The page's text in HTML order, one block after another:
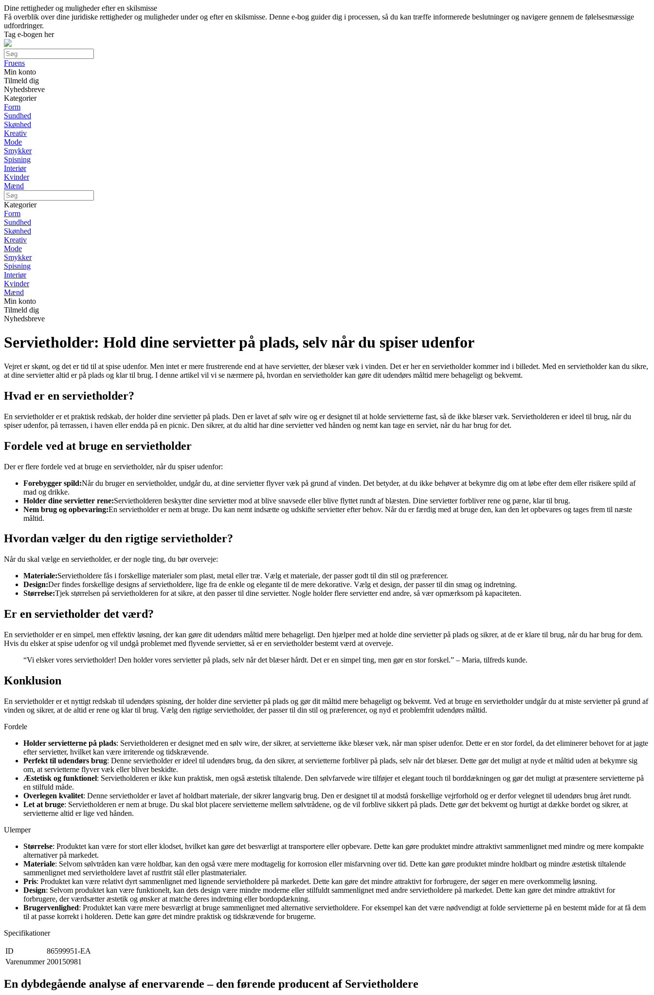
Dine rettigheder og muligheder efter en skilsmisse
Få overblik over dine juridiske rettigheder og muligheder under og efter en skilsmisse. Denne e-bog guider dig i processen, så du kan træffe informerede beslutninger og navigere gennem de følelsesmæssige
udfordringer.
Tag e-bogen her
Fruens
Min konto
Tilmeld dig
Nyhedsbreve
Kategorier
Form
Sundhed
Skønhed
Kreativ
Mode
Smykker
Spisning
Interiør
Kvinder
Mænd
Kategorier
Form
Sundhed
Skønhed
Kreativ
Mode
Smykker
Spisning
Interiør
Kvinder
Mænd
Min konto
Tilmeld dig
Nyhedsbreve
Servietholder: Hold dine servietter på plads, selv når du spiser udenfor
Vejret er skønt, og det er tid til at spise udenfor. Men intet er mere frustrerende end at have servietter, der blæser væk i vinden. Det er her en servietholder kommer ind i billedet. Med en servietholder kan du sikre,
at dine servietter altid er på plads og klar til brug. I denne artikel vil vi se nærmere på, hvordan en servietholder kan gøre dit udendørs måltid mere behageligt og bekvemt.
Hvad er en servietholder?
En servietholder er et praktisk redskab, der holder dine servietter på plads. Den er lavet af sølv wire og er designet til at holde servietterne fast, så de ikke blæser væk. Servietholderen er ideel til brug, når du
spiser udenfor, på terrassen, i haven eller endda på en picnic. Den sikrer, at du altid har dine servietter ved hånden og nemt kan tage en serviet, når du har brug for det.
Fordele ved at bruge en servietholder
Der er flere fordele ved at bruge en servietholder, når du spiser udenfor:
Forebygger spild:Når du bruger en servietholder, undgår du, at dine servietter flyver væk på grund af vinden. Det betyder, at du ikke behøver at bekymre dig om at løbe efter dem eller risikere spild af
mad og drikke.
Holder dine servietter rene:Servietholderen beskytter dine servietter mod at blive snavsede eller blive flyttet rundt af blæsten. Dine servietter forbliver rene og pæne, klar til brug.
Nem brug og opbevaring:En servietholder er nem at bruge. Du kan nemt indsætte og udskifte servietter efter behov. Når du er færdig med at bruge den, kan den let opbevares og tages frem til næste
måltid.
Hvordan vælger du den rigtige servietholder?
Når du skal vælge en servietholder, er der nogle ting, du bør overveje:
Materiale:Servietholdere fås i forskellige materialer som plast, metal eller træ. Vælg et materiale, der passer godt til din stil og præferencer.
Design:Der findes forskellige designs af servietholdere, lige fra de enkle og elegante til de mere dekorative. Vælg et design, der passer til din smag og indretning.
Størrelse:Tjek størrelsen på servietholderen for at sikre, at den passer til dine servietter. Nogle holder flere servietter end andre, så vær opmærksom på kapaciteten.
Er en servietholder det værd?
En servietholder er en simpel, men effektiv løsning, der kan gøre dit udendørs måltid mere behageligt. Den hjælper med at holde dine servietter på plads og sikrer, at de er klare til brug, når du har brug for dem.
Hvis du elsker at spise udenfor og vil undgå problemet med flyvende servietter, så er en servietholder bestemt værd at overveje.
“Vi elsker vores servietholder! Den holder vores servietter på plads, selv når det blæser hårdt. Det er en simpel ting, men gør en stor forskel.” – Maria, tilfreds kunde.
Konklusion
En servietholder er et nyttigt redskab til udendørs spisning, der holder dine servietter på plads og gør dit måltid mere behageligt og bekvemt. Ved at bruge en servietholder undgår du at miste servietter på grund af
vinden og sikrer, at de altid er rene og klar til brug. Vælg den rigtige servietholder, der passer til din stil og præferencer, og nyd et problemfrit udendørs måltid.
Fordele
Holder servietterne på plads: Servietholderen er designet med en sølv wire, der sikrer, at servietterne ikke blæser væk, når man spiser udenfor. Dette er en stor fordel, da det eliminerer behovet for at jagte
efter servietter, hvilket kan være irriterende og tidskrævende.
Perfekt til udendørs brug: Denne servietholder er ideel til udendørs brug, da den sikrer, at servietterne forbliver på plads, selv når det blæser. Dette gør det muligt at nyde et måltid uden at bekymre sig
om, at servietterne flyver væk eller bliver beskidte.
Æstetisk og funktionel: Servietholderen er ikke kun praktisk, men også æstetisk tiltalende. Den sølvfarvede wire tilføjer et elegant touch til borddækningen og gør det muligt at præsentere servietterne på
en stilfuld måde.
Overlegen kvalitet: Denne servietholder er lavet af holdbart materiale, der sikrer langvarig brug. Den er designet til at modstå forskellige vejrforhold og er derfor velegnet til udendørs brug året rundt.
Let at bruge: Servietholderen er nem at bruge. Du skal blot placere servietterne mellem sølvtrådene, og de vil forblive sikkert på plads. Dette gør det bekvemt og hurtigt at dække bordet og sikrer, at
servietterne altid er lige ved hånden.
Ulemper
Størrelse: Produktet kan være for stort eller klodset, hvilket kan gøre det besværligt at transportere eller opbevare. Dette kan gøre produktet mindre attraktivt sammenlignet med mindre og mere kompakte
alternativer på markedet.
Materiale: Selvom sølvtråden kan være holdbar, kan den også være mere modtagelig for korrosion eller misfarvning over tid. Dette kan gøre produktet mindre holdbart og mindre æstetisk tiltalende
sammenlignet med servietholdere lavet af rustfrit stål eller plastmaterialer.
Pris: Produktet kan være relativt dyrt sammenlignet med lignende servietholdere på markedet. Dette kan gøre det mindre attraktivt for forbrugere, der søger en mere overkommelig løsning.
Design: Selvom produktet kan være funktionelt, kan dets design være mindre moderne eller stilfuldt sammenlignet med andre servietholdere på markedet. Dette kan gøre det mindre attraktivt for
forbrugere, der værdsætter æstetik og ønsker at matche deres indretning eller bordopdækning.
Brugervenlighed: Produktet kan være mere besværligt at bruge sammenlignet med alternative servietholdere. For eksempel kan det være nødvendigt at folde servietterne på en bestemt måde for at få dem
til at passe korrekt i holderen. Dette kan gøre det mindre praktisk og tidskrævende for brugerne.
Specifikationer
ID
86599951-EA
Varenummer 200150981
En dybdegående analyse af enervarende – den førende producent af Servietholdere